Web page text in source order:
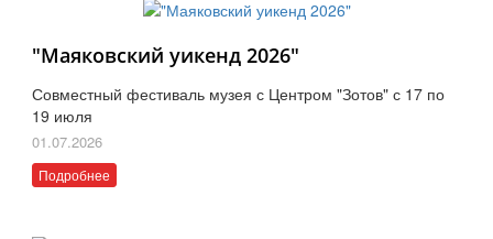
"Маяковский уикенд 2026"
Совместный фестиваль музея с Центром "Зотов" с 17 по
19 июля
01.07.2026
Подробнее